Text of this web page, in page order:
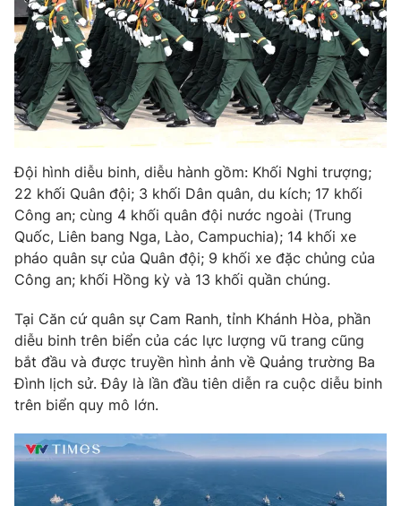
Thị trường 24h Tấm lòng Việt
VTV4 Vươn mình bằng AI
VTV9 VTV8
Liên hệ tòa soạn English
THỜI BÁO VTV
Theo dõi báo trên
Cơ quan báo chí:Thời báo VTV
Giấy phép hoạt động báo in và báo điện tử số 483/GP-BTTTT
cấp ngày 29/12/2023
Đội hình diễu binh, diễu hành gồm: Khối Nghi trượng;
22 khối Quân đội; 3 khối Dân quân, du kích; 17 khối
Công an; cùng 4 khối quân đội nước ngoài (Trung
Quốc, Liên bang Nga, Lào, Campuchia); 14 khối xe
pháo quân sự của Quân đội; 9 khối xe đặc chủng của
Công an; khối Hồng kỳ và 13 khối quần chúng.
Tại Căn cứ quân sự Cam Ranh, tỉnh Khánh Hòa, phần
diễu binh trên biển của các lực lượng vũ trang cũng
bắt đầu và được truyền hình ảnh về Quảng trường Ba
Đình lịch sử. Đây là lần đầu tiên diễn ra cuộc diễu binh
trên biển quy mô lớn.